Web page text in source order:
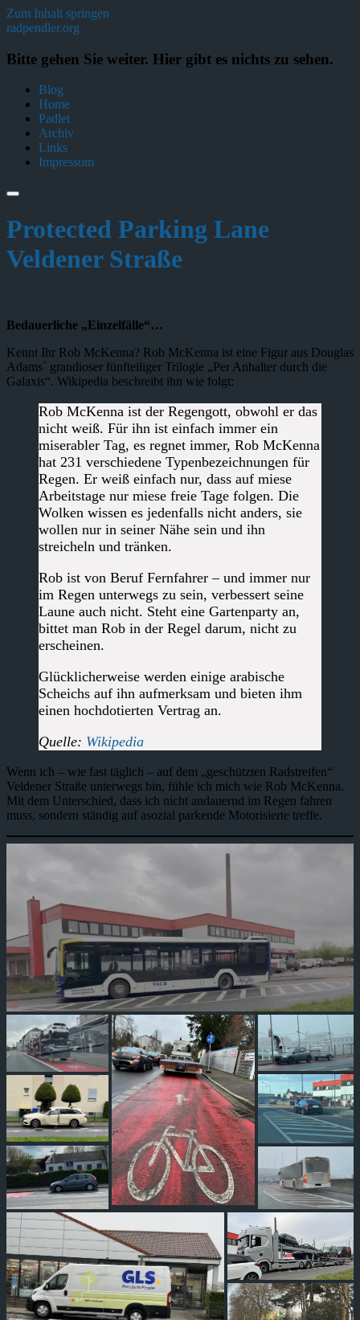
Zum Inhalt springen
radpendler.org
Bitte gehen Sie weiter. Hier gibt es nichts zu sehen.
Blog
Home
Padlet
Archiv
Links
Impressum
Protected Parking Lane
Veldener Straße
Bedauerliche „Einzelfälle“…
Kennt Ihr Rob McKenna? Rob McKenna ist eine Figur aus Douglas
Adamsˋ grandioser fünfteiliger Trilogie „Per Anhalter durch die
Galaxis“. Wikipedia beschreibt ihn wie folgt:
Rob McKenna ist der Regengott, obwohl er das
nicht weiß. Für ihn ist einfach immer ein
miserabler Tag, es regnet immer, Rob McKenna
hat 231 verschiedene Typenbezeichnungen für
Regen. Er weiß einfach nur, dass auf miese
Arbeitstage nur miese freie Tage folgen. Die
Wolken wissen es jedenfalls nicht anders, sie
wollen nur in seiner Nähe sein und ihn
streicheln und tränken.
Rob ist von Beruf Fernfahrer – und immer nur
im Regen unterwegs zu sein, verbessert seine
Laune auch nicht. Steht eine Gartenparty an,
bittet man Rob in der Regel darum, nicht zu
erscheinen.
Glücklicherweise werden einige arabische
Scheichs auf ihn aufmerksam und bieten ihm
einen hochdotierten Vertrag an.
Quelle: Wikipedia
Wenn ich – wie fast täglich – auf dem „geschützten Radstreifen“
Veldener Straße unterwegs bin, fühle ich mich wie Rob McKenna.
Mit dem Unterschied, dass ich nicht andauernd im Regen fahren
muss, sondern ständig auf asozial parkende Motorisierte treffe.